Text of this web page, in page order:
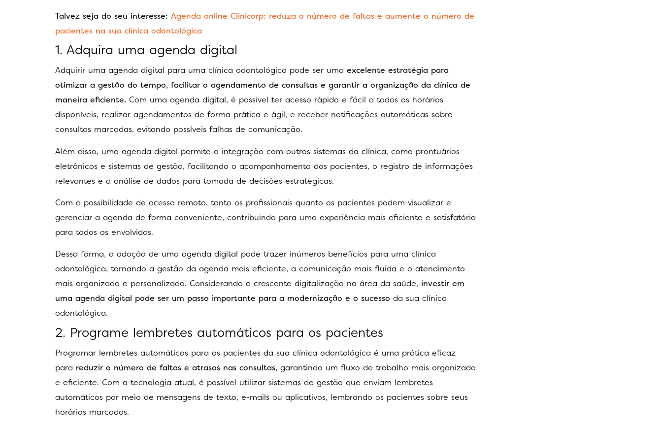
Talvez seja do seu interesse: Agenda online Clinicorp: reduza o número de faltas e aumente o número de
pacientes na sua clínica odontológica
1. Adquira uma agenda digital
Adquirir uma agenda digital para uma clínica odontológica pode ser uma excelente estratégia para
otimizar a gestão do tempo, facilitar o agendamento de consultas e garantir a organização da clínica de
maneira eficiente. Com uma agenda digital, é possível ter acesso rápido e fácil a todos os horários
disponíveis, realizar agendamentos de forma prática e ágil, e receber notificações automáticas sobre
consultas marcadas, evitando possíveis falhas de comunicação.
Além disso, uma agenda digital permite a integração com outros sistemas da clínica, como prontuários
eletrônicos e sistemas de gestão, facilitando o acompanhamento dos pacientes, o registro de informações
relevantes e a análise de dados para tomada de decisões estratégicas.
Com a possibilidade de acesso remoto, tanto os profissionais quanto os pacientes podem visualizar e
gerenciar a agenda de forma conveniente, contribuindo para uma experiência mais eficiente e satisfatória
para todos os envolvidos.
Dessa forma, a adoção de uma agenda digital pode trazer inúmeros benefícios para uma clínica
odontológica, tornando a gestão da agenda mais eficiente, a comunicação mais fluida e o atendimento
mais organizado e personalizado. Considerando a crescente digitalização na área da saúde, investir em
uma agenda digital pode ser um passo importante para a modernização e o sucesso da sua clínica
odontológica.
2. Programe lembretes automáticos para os pacientes
Programar lembretes automáticos para os pacientes da sua clínica odontológica é uma prática eficaz
para reduzir o número de faltas e atrasos nas consultas, garantindo um fluxo de trabalho mais organizado
e eficiente. Com a tecnologia atual, é possível utilizar sistemas de gestão que enviam lembretes
automáticos por meio de mensagens de texto, e-mails ou aplicativos, lembrando os pacientes sobre seus
horários marcados.